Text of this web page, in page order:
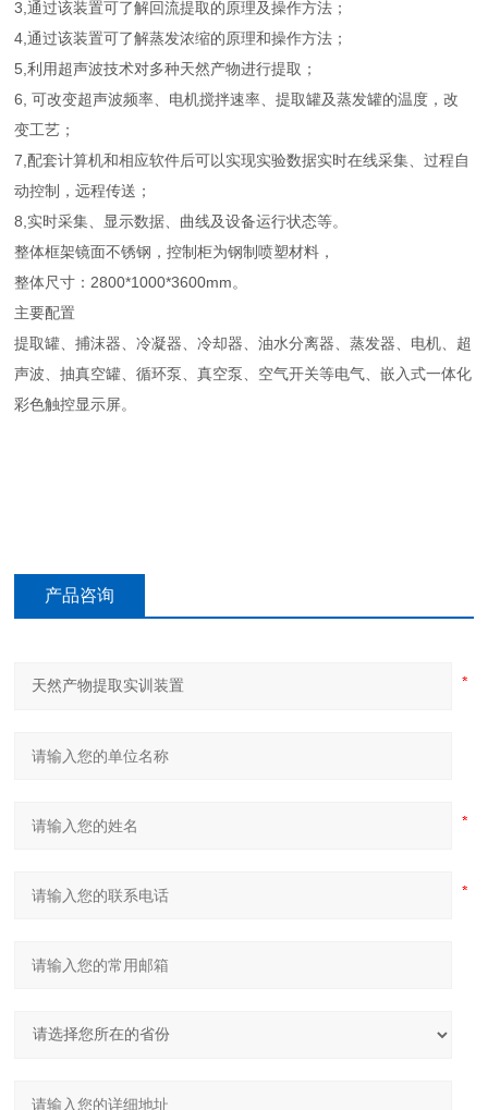
3,通过该装置可了解回流提取的原理及操作方法；
4,通过该装置可了解蒸发浓缩的原理和操作方法；
5,利用超声波技术对多种天然产物进行提取；
6, 可改变超声波频率、电机搅拌速率、提取罐及蒸发罐的温度，改
变工艺；
7,配套计算机和相应软件后可以实现实验数据实时在线采集、过程自
动控制，远程传送；
8,实时采集、显示数据、曲线及设备运行状态等。
整体框架镜面不锈钢，控制柜为钢制喷塑材料，
整体尺寸：2800*1000*3600mm。
主要配置
提取罐、捕沫器、冷凝器、冷却器、油水分离器、蒸发器、电机、超
声波、抽真空罐、循环泵、真空泵、空气开关等电气、嵌入式一体化
彩色触控显示屏。
产品咨询